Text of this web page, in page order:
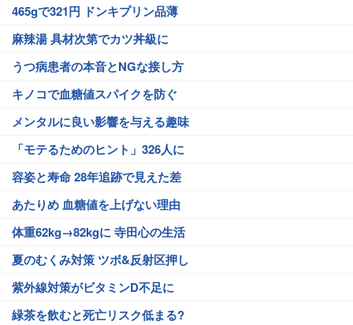
465gで321円 ドンキプリン品薄
麻辣湯 具材次第でカツ丼級に
うつ病患者の本音とNGな接し方
キノコで血糖値スパイクを防ぐ
メンタルに良い影響を与える趣味
「モテるためのヒント」326人に
容姿と寿命 28年追跡で見えた差
あたりめ 血糖値を上げない理由
体重62kg→82kgに 寺田心の生活
夏のむくみ対策 ツボ&反射区押し
紫外線対策がビタミンD不足に
緑茶を飲むと死亡リスク低まる?